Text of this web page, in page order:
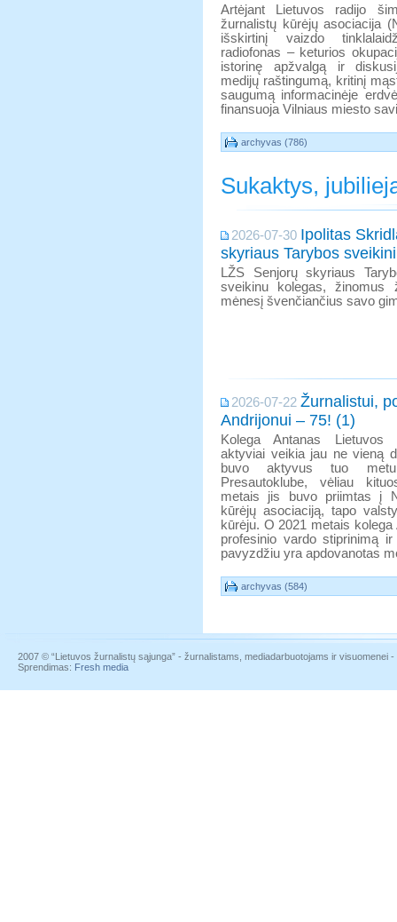
Artėjant Lietuvos radijo
žurnalistų kūrėjų asociacija
išskirtinį vaizdo
radiofonas – keturios
istorinę apžvalgą ir
medijų raštingumą, kritinį
saugumą informacinėje
finansuoja Vilniaus miesto
archyvas (786)
Sukaktys,
2026-07-30 Ipolitas
skyriaus Tarybos
LŽS Senjorų skyriaus
sveikinu kolegas, žinomus
mėnesį švenčiančius savo
2026-07-22 Žurnalistui,
Andrijonui – 75! (1)
Kolega Antanas Lietuvos
aktyviai veikia jau ne vieną
buvo aktyvus tuo
Presautoklube, vėliau
metais jis buvo priimtas į
kūrėjų asociaciją, tapo
kūrėju. O 2021 metais
profesinio vardo stiprinimą
pavyzdžiu yra apdovanotas
archyvas (584)
2007 © “Lietuvos žurnalistų sąjunga” - žurnalistams, mediadarbuotojams ir visuomenei
Sprendimas: Fresh media